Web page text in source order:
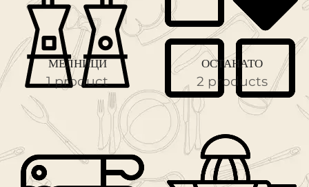
МЕЛНИЦИ
1 product
ОСТАНАТО
2 products